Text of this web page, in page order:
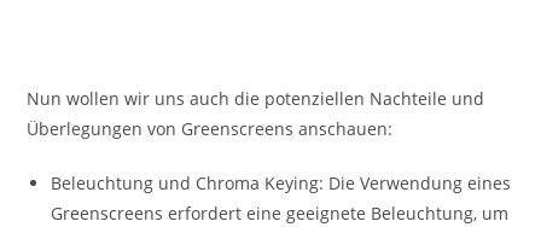
Nun wollen wir uns auch die potenziellen Nachteile und
Überlegungen von Greenscreens anschauen:
Beleuchtung und Chroma Keying: Die Verwendung eines
Greenscreens erfordert eine geeignete Beleuchtung, um